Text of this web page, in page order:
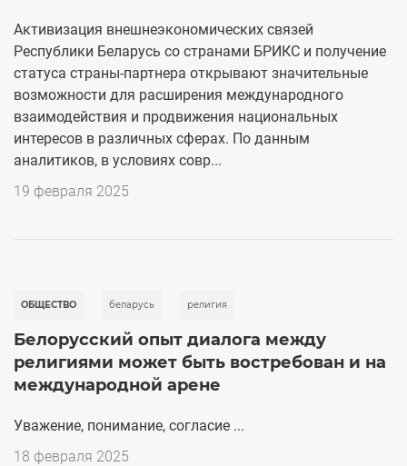
Активизация внешнеэкономических связей
Республики Беларусь со странами БРИКС и получение
статуса страны-партнера открывают значительные
возможности для расширения международного
взаимодействия и продвижения национальных
интересов в различных сферах. По данным
аналитиков, в условиях совр...
19 февраля 2025
ОБЩЕСТВО беларусь религия
Белорусский опыт диалога между
религиями может быть востребован и на
международной арене
Уважение, понимание, согласие ...
18 февраля 2025